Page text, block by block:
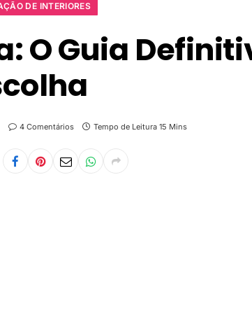
DE INTERIORES
O Guia
4 Comentários Tempo de Leitura 15 Mins